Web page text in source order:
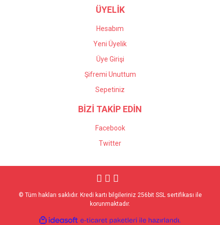
ÜYELİK
Hesabım
Yeni Üyelik
Üye Girişi
Şifremi Unuttum
Sepetiniz
BİZİ TAKİP EDİN
Facebook
Twitter
© Tüm hakları saklıdır. Kredi kartı bilgileriniz 256bit SSL sertifikası ile
korunmaktadır.
ideasoft e-